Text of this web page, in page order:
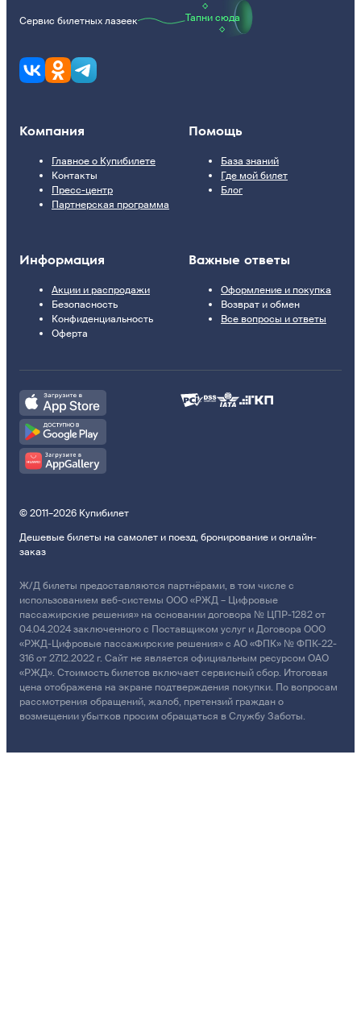
Сервис билетных лазеек Тапни сюда
Компания
Главное о Купибилете
Контакты
Пресс-центр
Партнерская программа
Помощь
База знаний
Где мой билет
Блог
Информация
Акции и распродажи
Безопасность
Конфиденциальность
Оферта
Важные ответы
Оформление и покупка
Возврат и обмен
Все вопросы и ответы
© 2011–2026 Купибилет
Дешевые билеты на самолет и поезд, бронирование и онлайн-
заказ
Ж/Д билеты предоставляются партнёрами, в том числе с
использованием веб-системы ООО «РЖД – Цифровые
пассажирские решения» на основании договора № ЦПР-1282 от
04.04.2024 заключенного с Поставщиком услуг и Договора ООО
«РЖД-Цифровые пассажирские решения» с АО «ФПК» № ФПК-22-
316 от 27.12.2022 г. Сайт не является официальным ресурсом ОАО
«РЖД». Стоимость билетов включает сервисный сбор. Итоговая
цена отображена на экране подтверждения покупки. По вопросам
рассмотрения обращений, жалоб, претензий граждан о
возмещении убытков просим обращаться в Службу Заботы.